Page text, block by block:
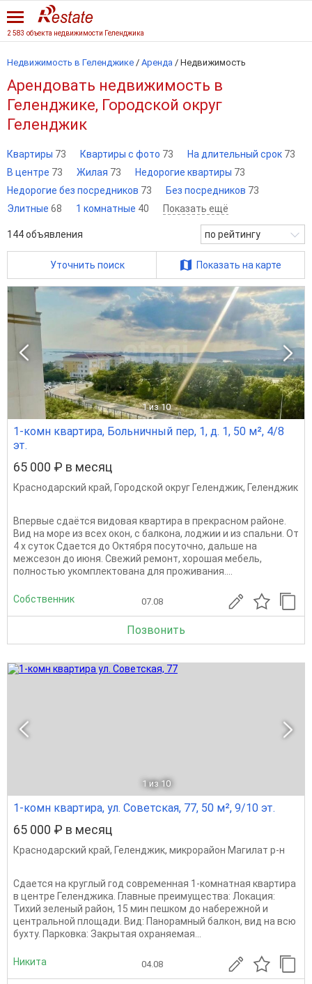
2 583 объекта недвижимости Геленджика
Недвижимость в Геленджике / Аренда / Недвижимость
Арендовать недвижимость в
Геленджике, Городской округ
Геленджик
Квартиры 73 Квартиры с фото 73 На длительный срок 73
В центре 73 Жилая 73 Недорогие квартиры 73
Недорогие без посредников 73 Без посредников 73
Элитные 68 1 комнатные 40 Показать ещё
144объявления по рейтингу
Уточнить поиск Показать на карте
1 из 10
1-комн квартира, Больничный пер, 1, д. 1, 50 м², 4/8
эт.
65 000 ₽ в месяц
Краснодарский край, Городской округ Геленджик, Геленджик
Впервые сдаётся видовая квартира в прекрасном районе.
Вид на море из всех окон, с балкона, лоджии и из спальни. От
4 х суток Сдается до Октября посуточно, дальше на
межсезон до июня. Свежий ремонт, хорошая мебель,
полностью укомплектована для проживания....
Собственник 07.08
Позвонить
1 из 10
1-комн квартира, ул. Советская, 77, 50 м², 9/10 эт.
65 000 ₽ в месяц
Краснодарский край, Геленджик, микрорайон Магилат р-н
Сдается на круглый год современная 1-комнатная квартира
в центре Геленджика. Главные преимущества: Локация:
Тихий зеленый район, 15 мин пешком до набережной и
центральной площади. Вид: Панорамный балкон, вид на всю
бухту. Парковка: Закрытая охраняемая...
Никита 04.08